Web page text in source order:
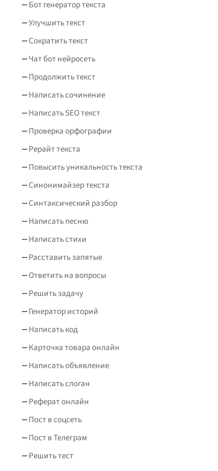
Бот генератор текста
Улучшить текст
Сократить текст
Чат бот нейросеть
Продолжить текст
Написать сочинение
Написать SEO текст
Проверка орфографии
Рерайт текста
Повысить уникальность текста
Синонимайзер текста
Синтаксический разбор
Написать песню
Написать стихи
Расставить запятые
Ответить на вопросы
Решить задачу
Генератор историй
Написать код
Карточка товара онлайн
Написать объявление
Написать слоган
Реферат онлайн
Пост в соцсеть
Пост в Телеграм
Решить тест